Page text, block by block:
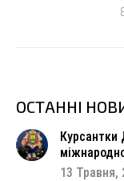
ОСТАННІ
Курсантки
13 Травня,